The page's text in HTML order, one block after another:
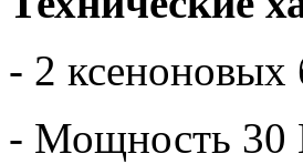
- 2
- Мощность 30